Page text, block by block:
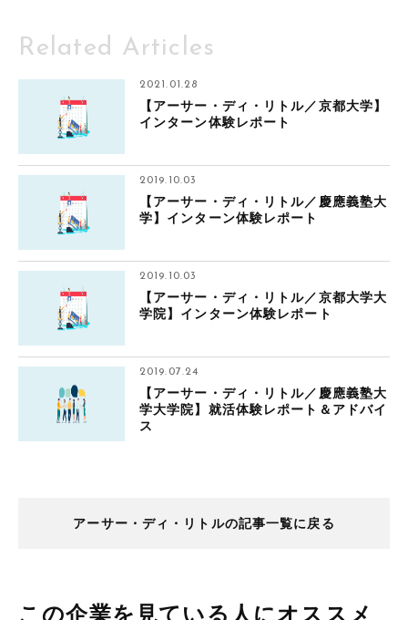
Related Articles
2021.01.28
【アーサー・ディ・リトル／京都大学】
インターン体験レポート
2019.10.03
【アーサー・ディ・リトル／慶應義塾大
学】インターン体験レポート
2019.10.03
【アーサー・ディ・リトル／京都大学大
学院】インターン体験レポート
2019.07.24
【アーサー・ディ・リトル／慶應義塾大
学大学院】就活体験レポート＆アドバイ
ス
アーサー・ディ・リトルの記事一覧に戻る
この企業を見ている人にオススメ